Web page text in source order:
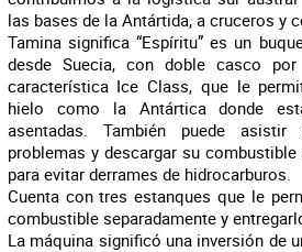
las bases de la Antártida, a cruceros y
Tamina significa “Espíritu” es un
desde Suecia, con doble casco
característica Ice Class, que le
hielo como la Antártica donde
asentadas. También puede
problemas y descargar su
para evitar derrames de hidrocarburos.
Cuenta con tres estanques que le
combustible separadamente y
La máquina significó una inversión de